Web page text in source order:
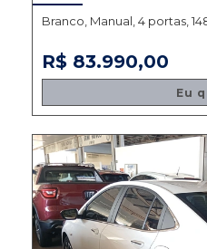
Branco, Manual, 4 portas,
R$ 83.990,00
Eu